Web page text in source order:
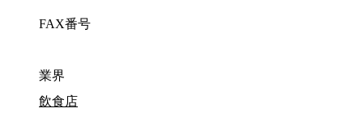
FAX番号
業界
飲食店